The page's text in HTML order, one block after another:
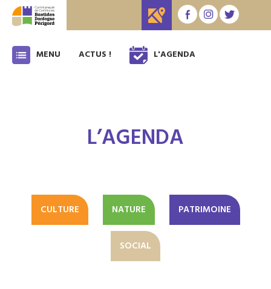
MENU ACTUS ! L'AGENDA
L’AGENDA
CULTURE NATURE PATRIMOINE
SOCIAL